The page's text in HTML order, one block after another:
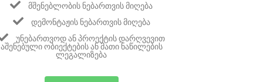
ᲛᲨᲔᲜᲔᲑᲚᲝᲑᲘᲡ ᲜᲔᲑᲐᲠᲗᲕᲘᲡ ᲛᲘᲦᲔᲑᲐ
ᲓᲔᲛᲝᲜᲢᲐᲟᲘᲡ ᲜᲔᲑᲐᲠᲗᲕᲘᲡ ᲛᲘᲦᲔᲑᲐ
ᲣᲜᲔᲑᲐᲠᲗᲕᲝᲓ ᲐᲜ ᲞᲠᲝᲔᲥᲢᲘᲡ ᲓᲐᲠᲦᲕᲔᲕᲘᲗ
ᲐᲨᲔᲜᲔᲑᲣᲚᲘ ᲝᲑᲘᲔᲥᲢᲔᲑᲘᲡ ᲐᲜ ᲛᲐᲗᲘ ᲜᲐᲬᲘᲚᲔᲑᲘᲡ
ᲚᲔᲒᲐᲚᲘᲖᲔᲑᲐ